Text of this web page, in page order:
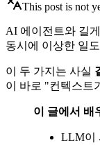
This post is not
AI 에이전트와 길
동시에 이상한 일
이 두 가지는 사실
이 바로 "컨텍스트
이 글에서 배
LLM이